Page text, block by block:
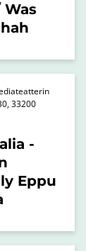
Was
-
Eppu
33200